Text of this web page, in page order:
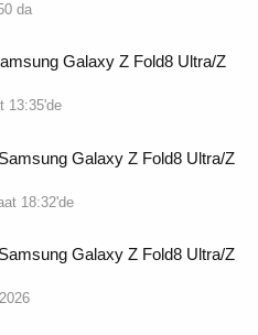
da
Galaxy Z Fold8 Ultra/Z
13:35'de
Galaxy Z Fold8 Ultra/Z
18:32'de
Galaxy Z Fold8 Ultra/Z